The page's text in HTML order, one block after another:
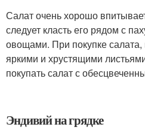
Салат очень хорошо
следует класть его рядом с
овощами. При покупке
яркими и хрустящими
покупать салат с
Эндивий на грядке